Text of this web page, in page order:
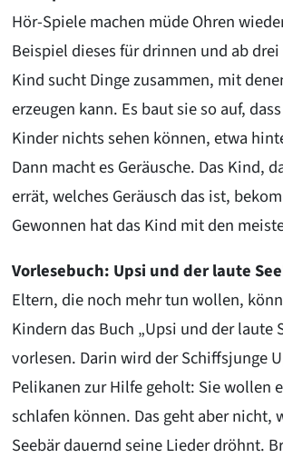
Hör-Spiele machen müde Ohren
Beispiel dieses für drinnen und ab
Kind sucht Dinge zusammen, mit
erzeugen kann. Es baut sie so auf,
Kinder nichts sehen können, etwa
Dann macht es Geräusche. Das Kind,
errät, welches Geräusch das ist,
Gewonnen hat das Kind mit den
Vorlesebuch: Upsi und der laute
Eltern, die noch mehr tun wollen,
Kindern das Buch „Upsi und der laute
vorlesen. Darin wird der Schiffsjunge
Pelikanen zur Hilfe geholt: Sie wollen
schlafen können. Das geht aber nicht,
Seebär dauernd seine Lieder dröhnt.